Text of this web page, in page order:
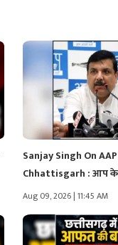
Sanjay Singh On
Chhattisgarh : आप
Aug 09, 2026 | 11:45 AM